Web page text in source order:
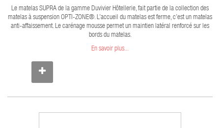
Le matelas SUPRA de la gamme Duvivier Hôtellerie, fait partie de la collection des
matelas à suspension OPTI-ZONE®. L’accueil du matelas est ferme, c’est un matelas
anti-affaissement. Le carénage mousse permet un maintien latéral renforcé sur les
bords du matelas.
En savoir plus...